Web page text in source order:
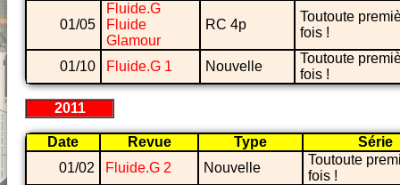
01/05
Fluide.G
Fluide
Glamour
RC 4p
Toutoute
fois !
01/10 Fluide.G 1 Nouvelle
Toutoute
fois !
2011
Date Revue Type
Série
01/02
Fluide.G 2 Nouvelle
Toutoute
fois !